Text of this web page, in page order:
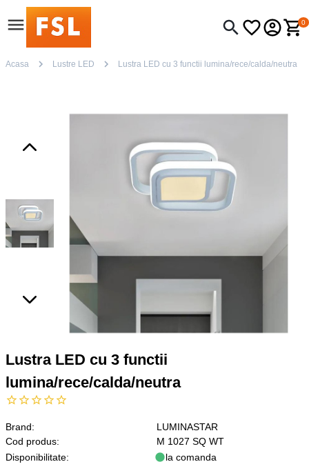
0
Acasa Lustre LED Lustra LED cu 3 functii lumina/rece/calda/neutra
Lustra LED cu 3 functii
lumina/rece/calda/neutra
Brand:
LUMINASTAR
Cod produs:
M 1027 SQ WT
Disponibilitate:
la comanda